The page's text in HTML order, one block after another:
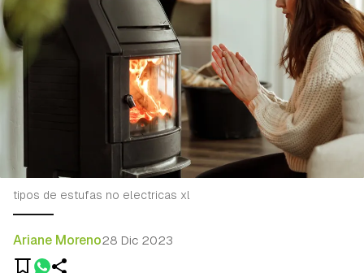
tipos de estufas no electricas xl
Ariane Moreno28 Dic 2023